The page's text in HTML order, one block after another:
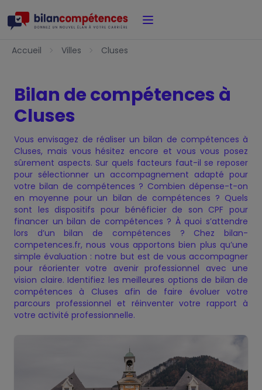
Accueil
Accueil Villes Cluses
Bilan de compétences à
Cluses
Vous envisagez de réaliser un bilan de compétences à
Cluses, mais vous hésitez encore et vous vous posez
sûrement aspects. Sur quels facteurs faut-il se reposer
pour sélectionner un accompagnement adapté pour
votre bilan de compétences ? Combien dépense-t-on
en moyenne pour un bilan de compétences ? Quels
sont les dispositifs pour bénéficier de son CPF pour
financer un bilan de compétences ? À quoi s’attendre
lors d’un bilan de compétences ? Chez bilan-
competences.fr, nous vous apportons bien plus qu’une
simple évaluation : notre but est de vous accompagner
pour réorienter votre avenir professionnel avec une
vision claire. Identifiez les meilleures options de bilan de
compétences à Cluses afin de faire évoluer votre
parcours professionnel et réinventer votre rapport à
votre activité professionnelle.
Présentation — Bilan de
compétences
✕
Charte de Qualité ✕
Nos certificats de qualité ✕
Notre Offre ✕
Politique de confidentialité ✕